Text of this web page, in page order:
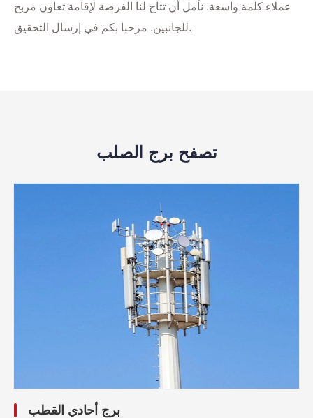
عملاء كلمة واسعة. نأمل أن تتاح لنا الفرصة لإقامة تعاون مربح
للجانبين. مرحبا بكم في إرسال التحقيق.
تصفح برج الصلب
برج أحادي القطب